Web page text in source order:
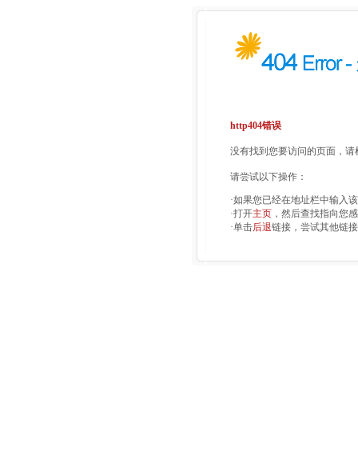
http404错误
没有找到您要访问的页面，
请尝试以下操作：
·如果您已经在地址栏中输入
·打开主页 ，然后查找指向您
·单击后退链接，尝试其他链